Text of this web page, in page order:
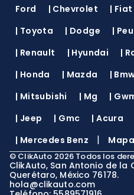
Ford
| Chevrolet | Fiat
| Toyota | Dodge |
| Renault | Hyundai |
| Honda | Mazda |
| Mitsubishi | Mg |
| Jeep | Gmc |Acura
| Mercedes Benz |
© ClikAuto 2026 Todos los
ClikAuto, San Antonio de la
Querétaro, México 76178.
hola@clikauto.com